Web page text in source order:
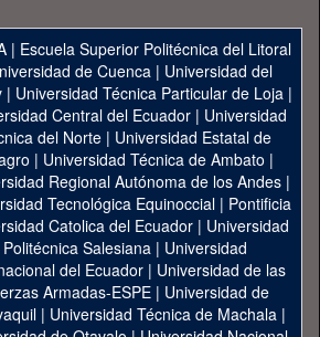
| Escuela Superior Politécnica del Litoral
de Cuenca| Universidad del
| Universidad Técnica Particular de Loja|
Central del Ecuador| Universidad
del Norte | Universidad Estatal de
| Universidad Técnica de Ambato |
Regional Autónoma de los Andes|
Tecnológica Equinoccial| Pontificia
Catolica del Ecuador | Universidad
Politécnica Salesiana | Universidad
del Ecuador | Universidad de las
Armadas-ESPE | Universidad de
| Universidad Técnica de Machala|